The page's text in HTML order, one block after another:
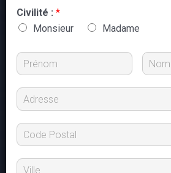
Civilité : *
Monsieur
Madame